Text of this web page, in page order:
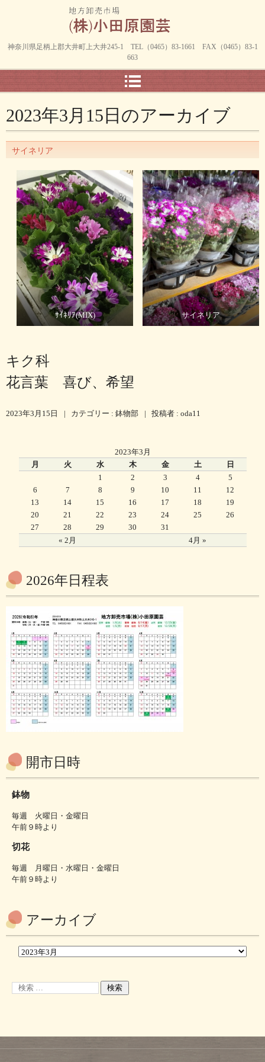
神奈川県足柄上郡大井町上大井245-1 TEL（0465）83-1661 FAX（0465）83-1
663
2023年3月15日 のアーカイブ
サイネリア
ｻｲﾈﾘｱ(MIX) サイネリア
キク科
花言葉 喜び、希望
2023年3月15日 | カテゴリー : 鉢物部 | 投稿者 : oda11
2023年3月
月
火 水 木 金 土 日
« 2月 4月 »
1 2 3 4
5
6
7 8 9 10 11
12
13
14 15 16 17 18
19
20
21 22 23 24 25
26
27
28 29 30 31
2026年日程表
開市日時
鉢物
毎週 火曜日・金曜日
午前９時より
切花
毎週 月曜日・水曜日・金曜日
午前９時より
アーカイブ